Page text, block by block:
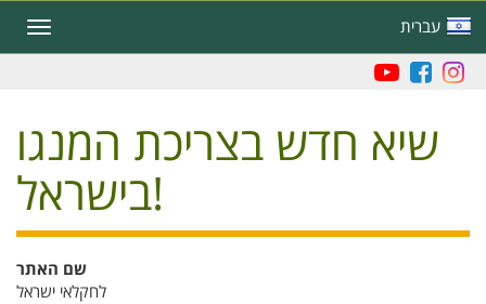
main
עברית
Toggle
navigation
שיא חדש בצריכת המנגו
בישראל!
שם האתר
לחקלאי ישראל